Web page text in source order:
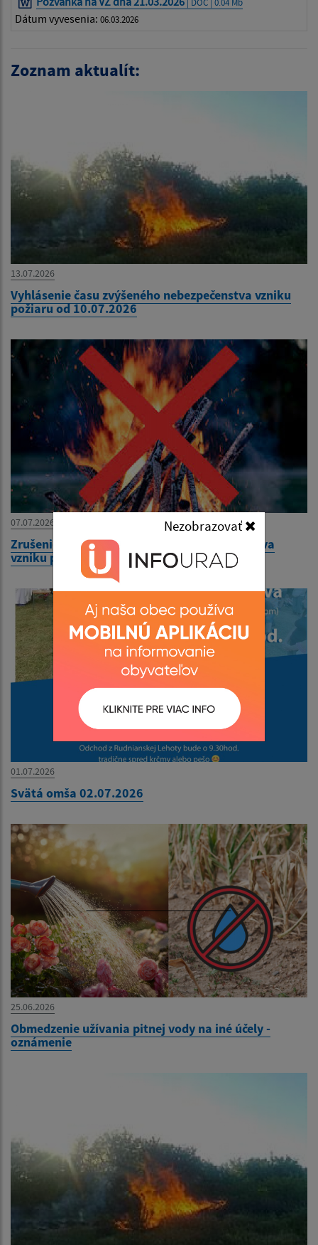
Nezobrazovať
Dátum vyvesenia: 06.03.2026
Zoznam aktualít:
13.07.2026
Vyhlásenie času zvýšeného nebezpečenstva vzniku
požiaru od 10.07.2026
07.07.2026
Zrušenie vyhlásenia zvýšeného nebezpečenstva
vzniku požiaru
01.07.2026
Svätá omša 02.07.2026
25.06.2026
Obmedzenie užívania pitnej vody na iné účely -
oznámenie